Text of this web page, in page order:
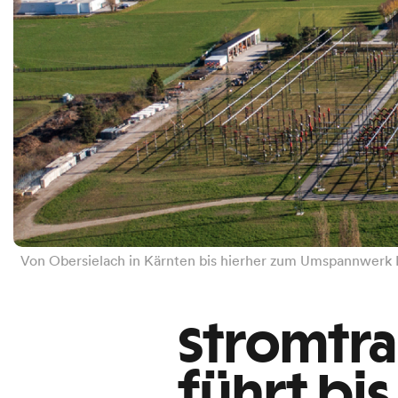
Von Obersielach in Kärnten bis hierher zum